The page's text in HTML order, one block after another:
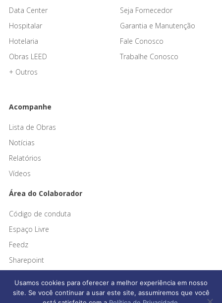
Data Center
Hospitalar
Hotelaria
Obras LEED
+ Outros
Seja Fornecedor
Garantia e Manutenção
Fale Conosco
Trabalhe Conosco
Acompanhe
Lista de Obras
Notícias
Relatórios
Vídeos
Área do Colaborador
Código de conduta
Espaço Livre
Feedz
Sharepoint
Usamos cookies para oferecer a melhor experiência em nosso
site. Se você continuar a usar este site, assumiremos que você